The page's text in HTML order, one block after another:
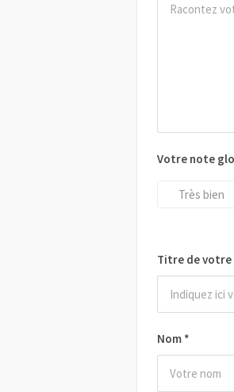
Nom *
Votre note
Très bien
Titre de votre